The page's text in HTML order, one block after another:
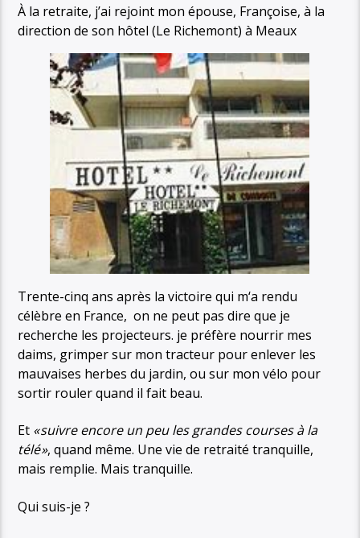
À la retraite, j’ai rejoint mon épouse, Françoise, à la
direction de son hôtel (Le Richemont) à Meaux
Trente-cinq ans après la victoire qui m‘a rendu
célèbre en France, on ne peut pas dire que je
recherche les projecteurs. je préfère nourrir mes
daims, grimper sur mon tracteur pour enlever les
mauvaises herbes du jardin, ou sur mon vélo pour
sortir rouler quand il fait beau.
Et « suivre encore un peu les grandes courses à la
télé », quand même. Une vie de retraité tranquille,
mais remplie. Mais tranquille.
Qui suis-je ?